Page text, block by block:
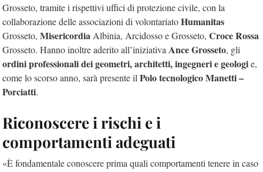
Grosseto, tramite i rispettivi uffici di protezione civile, con la
collaborazione delle associazioni di volontariatoHumanitas
Grosseto, Misericordia Albinia, Arcidosso e Grosseto, Croce Rossa
Grosseto. Hanno inoltre aderito all’iniziativa Ance Grosseto, gli
ordini professionali dei geometri, architetti, ingegneri e geologie,
come lo scorso anno, sarà presente il Polo tecnologico Manetti –
Porciatti.
Riconoscere i rischi e i
comportamenti adeguati
«È fondamentale conoscere prima quali comportamenti tenere in caso